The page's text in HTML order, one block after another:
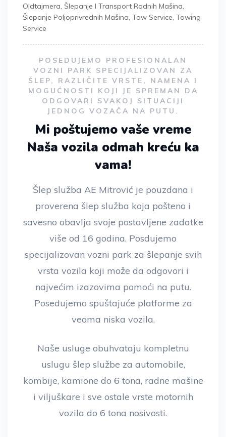
Oldtajmera, Šlepanje I Transport Radnih Mašina,
Šlepanje Poljoprivrednih Mašina, Tow Service, Towing
Service
POSEDUJEMO PROFESIONALAN
VOZNI PARK SPECIJALIZOVAN ZA
ŠLEP, RAZLIČITE VRSTE, NAMENA I
MOGUĆNOSTI KOJI JE SPREMAN DA
ODGOVARI SVAKOJ SITUACIJI
JEDNOG VOZAČA NA PUTU.
Mi poštujemo vaše vreme
Naša vozila odmah kreću ka
vama!
Šlep služba AE Mitrović je pouzdana i
proverena šlep služba koja pošteno i
savesno obavlja svoje postavljene zadatke
više od 16 godina. Posdujemo
specijalizovan vozni park za šlepanje svih
vrsta vozila koji može da odgovori i
najvećim izazovima pomoći na putu.
Posedujemo spuštajuće platforme za
veoma niska vozila.
Naše usluge obuhvataju kompletnu
uslugu šlep službe za automobile,
kombije, kamione do 6 tona, radne mašine
i viljuškare i sve ostale vrste motornih
vozila do 6 tona nosivosti.